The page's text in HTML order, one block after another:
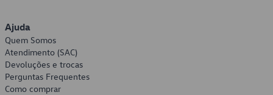
Ajuda
Quem Somos
Atendimento (SAC)
Devoluções e trocas
Perguntas Frequentes
Como comprar